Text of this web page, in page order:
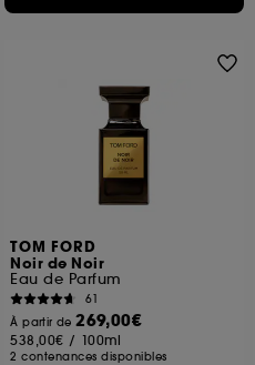
TOM FORD
Noir de Noir
Eau de Parfum
61
À partir de269,00€
538,00€ / 100ml
2 contenances disponibles